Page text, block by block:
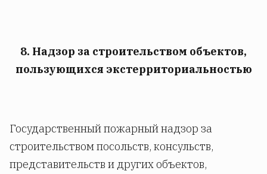
8. Надзор за строительством объектов,
пользующихся экстерриториальностью
Государственный пожарный надзор за
строительством посольств, консульств,
представительств и других объектов,